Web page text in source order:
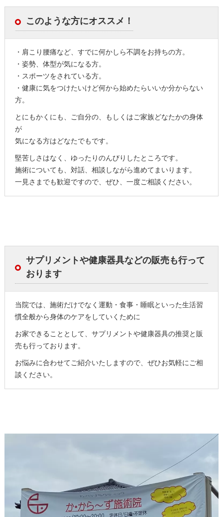
このような方にオススメ！
・肩こり腰痛など、すでに何かしら不調をお持ちの方。
・姿勢、体型が気になる方。
・スポーツをされている方。
・健康に気をつけたいけど何から始めたらいいか分からない
方。
とにもかくにも、ご自分の、もしくはご家族どなたかの身体
が
気になる方はどなたでもです。
堅苦しさはなく、ゆったりのんびりしたところです。
施術についても、対話、相談しながら進めてまいります。
一見さまでも歓迎ですので、ぜひ、一度ご相談ください。
サプリメントや健康器具などの販売も行って
おります
当院では、施術だけでなく運動・食事・睡眠といった生活習
慣全般から身体のケアをしていくために
お家できることとして、サプリメントや健康器具の推奨と販
売も行っております。
お悩みに合わせてご紹介いたしますので、ぜひお気軽にご相
談ください。